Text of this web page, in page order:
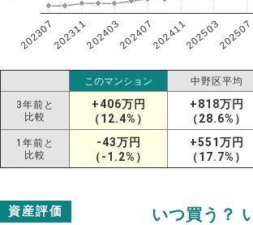
202307202311202403202407202411202503202507
このマンション 中野区平均
3年前と
比較
+406万円
（12.4%）
+818万円
（28.6%）
1年前と
比較
-43万円
（-1.2%）
+551万円
（17.7%）
資産評価 いつ買う？